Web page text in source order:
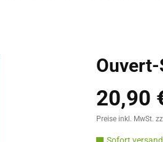
Regulärer Preis:
20,90
Preise inkl. MwSt.